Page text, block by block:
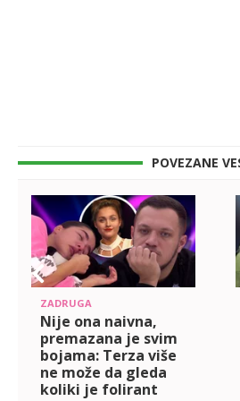
POVEZANE
ZADRUGA
Nije ona naivna,
premazana je svim
bojama: Terza više
ne može da gleda
koliki je folirant